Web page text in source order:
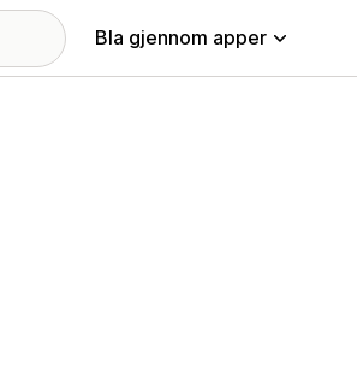
Bla gjennom apper